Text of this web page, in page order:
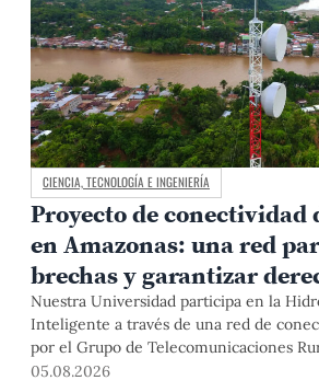
CIENCIA, TECNOLOGÍA E INGENIERÍA
Proyecto de conectividad
en Amazonas: una red
brechas y garantizar
Nuestra Universidad participa en la
Inteligente a través de una red de
por el Grupo de Telecomunicaciones
desde el 2018. En esta nota repasamos
05.08.2026